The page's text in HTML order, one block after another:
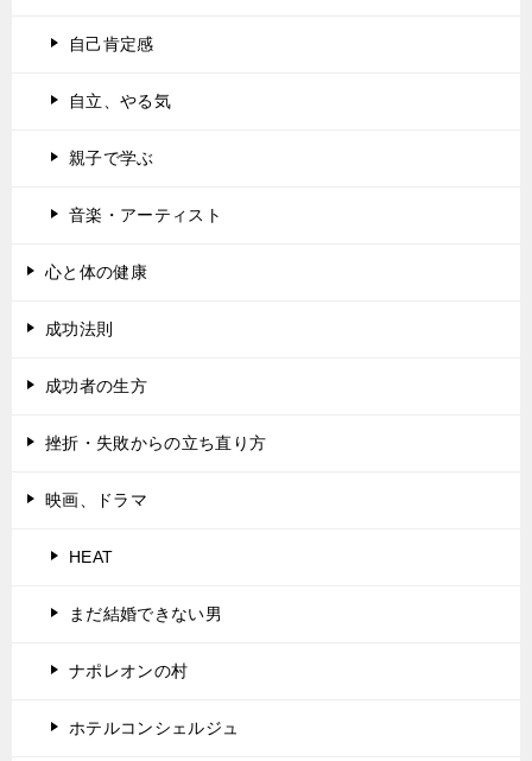
自己肯定感
自立、やる気
親子で学ぶ
音楽・アーティスト
心と体の健康
成功法則
成功者の生方
挫折・失敗からの立ち直り方
映画、ドラマ
HEAT
まだ結婚できない男
ナポレオンの村
ホテルコンシェルジュ